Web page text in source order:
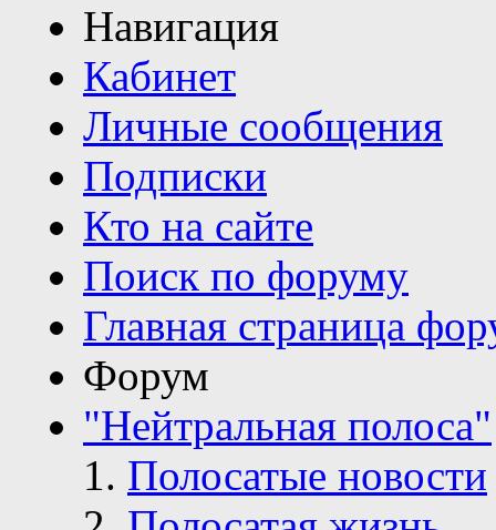
Навигация
Кабинет
Личные сообщения
Подписки
Кто на сайте
Поиск по форуму
Главная страница
Форум
"Нейтральная полоса"
Полосатые новости